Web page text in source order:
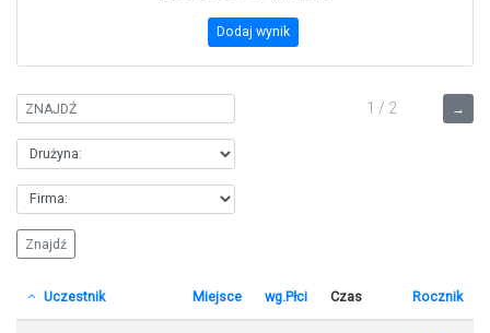
Dodaj wynik
→
1 / 2
Uczestnik Miejsce wg.Płci Czas Rocznik